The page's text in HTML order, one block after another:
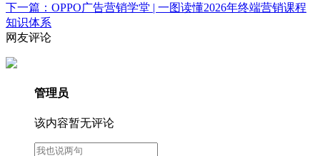
下一篇：OPPO广告营销学堂 | 一图读懂2026年终端营销课程
知识体系
网友评论
管理员
该内容暂无评论